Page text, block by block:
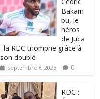
Bakam
bu, le
héros
de Juba
: la RDC triomphe grâce à
son doublé
septembre 6, 2025 0
RDC :